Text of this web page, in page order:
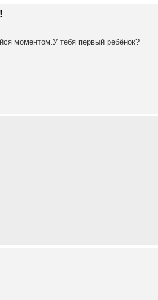
моментом.У тебя первый ребёнок?